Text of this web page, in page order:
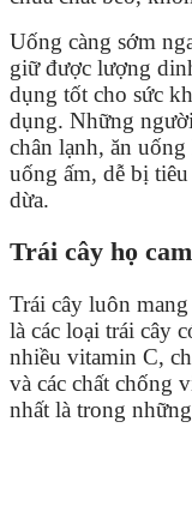
Uống càng sớm
giữ được lượng
dụng tốt cho sức
dụng. Những
chân lạnh, ăn
uống ấm, dễ bị
dừa.
Trái cây họ
Trái cây luôn
là các loại trái cây
nhiều vitamin C,
và các chất chống
nhất là trong